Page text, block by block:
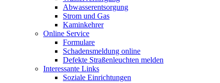
Abwasserentsorgung
Strom und Gas
Kaminkehrer
Online Service
Formulare
Schadensmeldung online
Defekte Straßenleuchten melden
Interessante Links
Soziale Einrichtungen